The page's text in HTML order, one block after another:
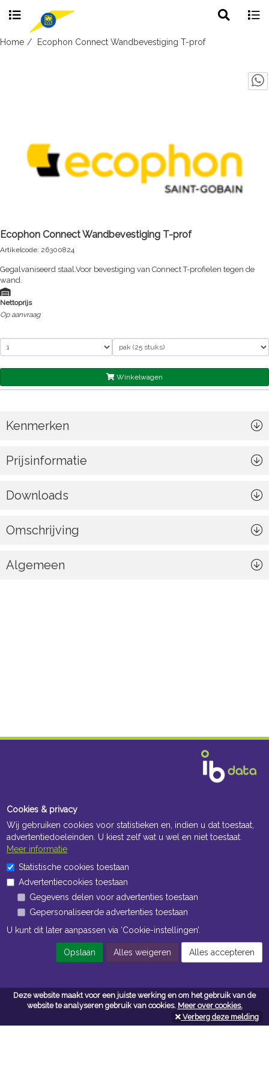
Deze website maakt voor een juiste werking en om het gebruik van de
website te analyseren gebruik van cookies. Meer over cookies.
Verberg deze melding
Skip
Home Ecophon Connect Wandbevestiging T-prof
Ecophon Connect Wandbevestiging T-prof
Artikelcode: 26300824
Gegalvaniseerd staal.Voor bevestiging van Connect T-profielen tegen de
wand.
Nettoprijs
Op aanvraag
Winkelwagen
Kenmerken
Prijsinformatie
Downloads
Omschrijving
Algemeen
Openingstijden Kantoor
ma t/m vr 8:30 uur tot 17:00 uur
Openingstijden Magazijn
ma t/m vr 7:00 uur tot 16:30 uur
Navigatie
Algemene voorwaarden
Cookies & privacy
Wij gebruiken cookies voor statistieken en, indien u dat toestaat,
advertentiedoeleinden. U kiest zelf wat u wel en niet toestaat.
Meer informatie
Statistische cookies toestaan
Advertentiecookies toestaan
Gegevens delen voor advertenties toestaan
Gepersonaliseerde advertenties toestaan
U kunt dit later aanpassen via ‘Cookie-instellingen’.
Opslaan Alles weigeren Alles accepteren